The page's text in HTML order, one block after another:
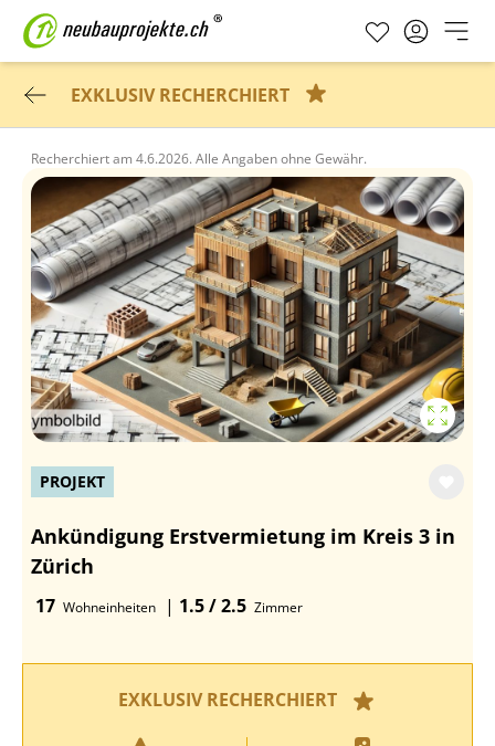
EXKLUSIV RECHERCHIERT
Recherchiert am 4.6.2026. Alle Angaben ohne Gewähr.
PROJEKT
Ankündigung Erstvermietung im Kreis 3 in
Zürich
17 Wohneinheiten | 1.5 / 2.5 Zimmer
EXKLUSIV RECHERCHIERT